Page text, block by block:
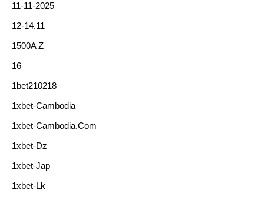
11-11-2025
12-14.11
1500A Z
16
1bet210218
1xbet-Cambodia
1xbet-Cambodia.com
1xbet-Dz
1xbet-Jap
1xbet-Lk